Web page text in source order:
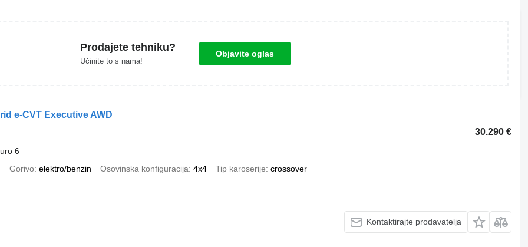
Prodajete tehniku?
Učinite to s nama!
Objavite oglas
e-CVT Executive AWD
30.290 €
6
Gorivo elektro/benzin Osovinska konfiguracija 4x4 Tip karoserije crossover
Kontaktirajte prodavatelja